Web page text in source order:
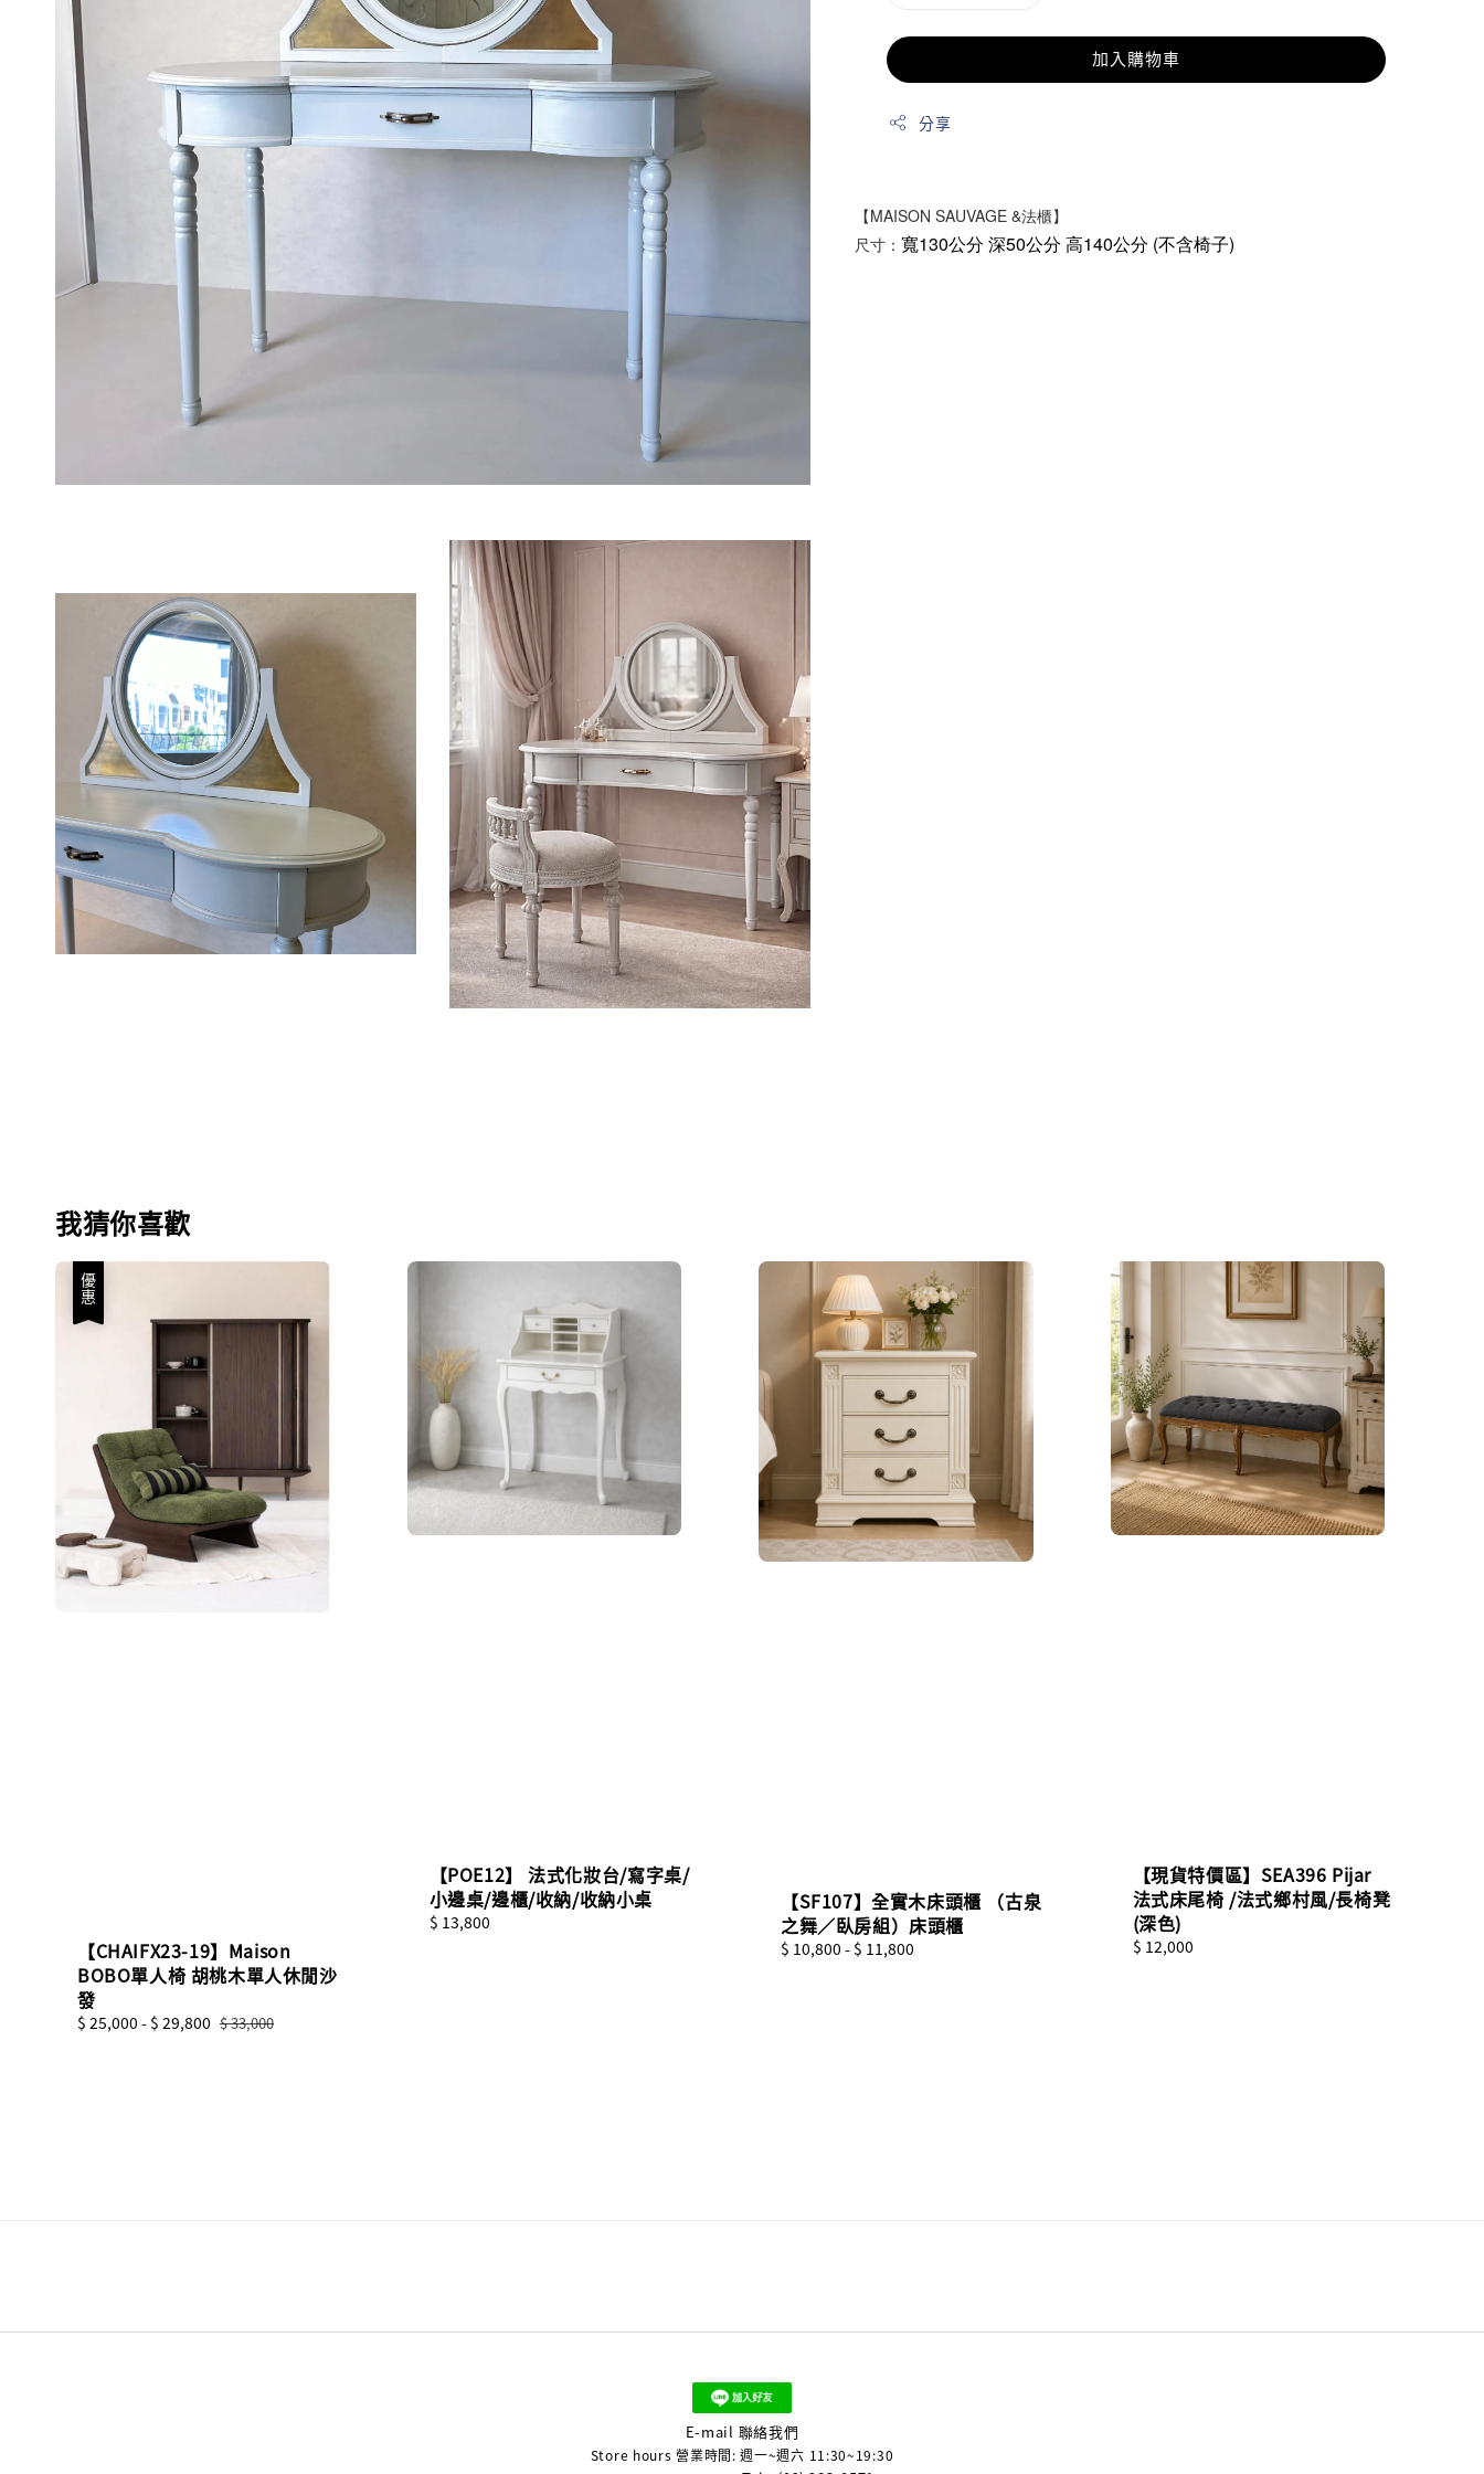
加入購物車
分享
【MAISON SAUVAGE &法櫃】
尺寸：寬130公分 深50公分 高140公分 (不含椅子)
我猜你喜歡
優惠
【CHAIFX23-19】Maison
BOBO單人椅 胡桃木單人休閒沙
發
Sale
$ 25,000 - $ 29,800 Regular
$ 33,000
【POE12】 法式化妝台/寫字桌/
小邊桌/邊櫃/收納/收納小桌
Regular
$ 13,800
【SF107】全實木床頭櫃 （古泉
之舞／臥房組）床頭櫃
Regular
$ 10,800 - $ 11,800
【現貨特價區】SEA396 Pijar
法式床尾椅 /法式鄉村風/長椅凳
(深色)
Regular
$ 12,000
E-mail 聯絡我們
Store hours 營業時間: 週一~週六 11:30~19:30